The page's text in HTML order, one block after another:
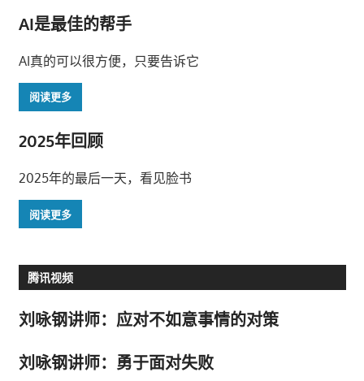
AI是最佳的帮手
AI真的可以很方便，只要告诉它
阅读更多
2025年回顾
2025年的最后一天，看见脸书
阅读更多
腾讯视频
刘咏钢讲师：应对不如意事情的对策
刘咏钢讲师：勇于面对失败